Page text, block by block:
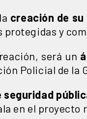
creación de su
y
será un
Policial de la
en el